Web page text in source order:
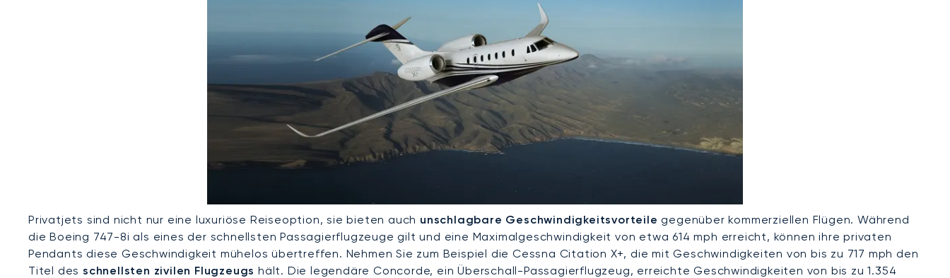
Privatjets sind nicht nur eine luxuriöse Reiseoption, sie bieten auch unschlagbare Geschwindigkeitsvorteile gegenüber kommerziellen Flügen. Während
die Boeing 747-8i als eines der schnellsten Passagierflugzeuge gilt und eine Maximalgeschwindigkeit von etwa 614 mph erreicht, können ihre privaten
Pendants diese Geschwindigkeit mühelos übertreffen. Nehmen Sie zum Beispiel die Cessna Citation X+, die mit Geschwindigkeiten von bis zu 717 mph den
Titel des schnellsten zivilen Flugzeugs hält. Die legendäre Concorde, ein Überschall-Passagierflugzeug, erreichte Geschwindigkeiten von bis zu 1.354